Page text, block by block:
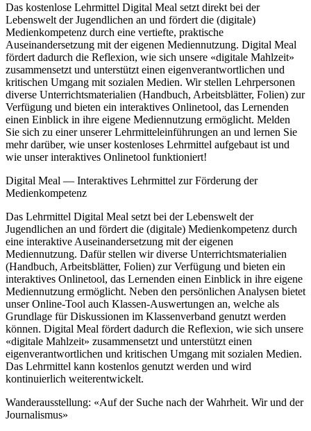
Das kostenlose Lehrmittel Digital Meal setzt direkt bei der
Lebenswelt der Jugendlichen an und fördert die (digitale)
Medienkompetenz durch eine vertiefte, praktische
Auseinandersetzung mit der eigenen Mediennutzung. Digital Meal
fördert dadurch die Reflexion, wie sich unsere «digitale Mahlzeit»
zusammensetzt und unterstützt einen eigenverantwortlichen und
kritischen Umgang mit sozialen Medien. Wir stellen Lehrpersonen
diverse Unterrichtsmaterialien (Handbuch, Arbeitsblätter, Folien) zur
Verfügung und bieten ein interaktives Onlinetool, das Lernenden
einen Einblick in ihre eigene Mediennutzung ermöglicht. Melden
Sie sich zu einer unserer Lehrmitteleinführungen an und lernen Sie
mehr darüber, wie unser kostenloses Lehrmittel aufgebaut ist und
wie unser interaktives Onlinetool funktioniert!
Digital Meal — Interaktives Lehrmittel zur Förderung der
Medienkompetenz
Das Lehrmittel Digital Meal setzt bei der Lebenswelt der
Jugendlichen an und fördert die (digitale) Medienkompetenz durch
eine interaktive Auseinandersetzung mit der eigenen
Mediennutzung. Dafür stellen wir diverse Unterrichtsmaterialien
(Handbuch, Arbeitsblätter, Folien) zur Verfügung und bieten ein
interaktives Onlinetool, das Lernenden einen Einblick in ihre eigene
Mediennutzung ermöglicht. Neben den persönlichen Analysen bietet
unser Online-Tool auch Klassen-Auswertungen an, welche als
Grundlage für Diskussionen im Klassenverband genutzt werden
können. Digital Meal fördert dadurch die Reflexion, wie sich unsere
«digitale Mahlzeit» zusammensetzt und unterstützt einen
eigenverantwortlichen und kritischen Umgang mit sozialen Medien.
Das Lehrmittel kann kostenlos genutzt werden und wird
kontinuierlich weiterentwickelt.
Wanderausstellung: «Auf der Suche nach der Wahrheit. Wir und der
Journalismus»